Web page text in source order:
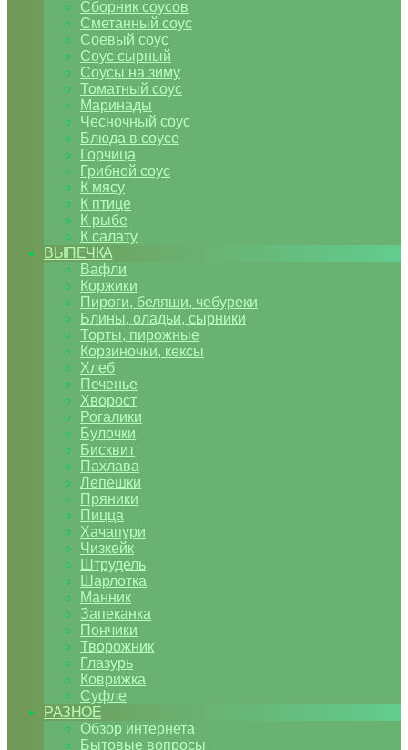
Сборник соусов
Сметанный соус
Соевый соус
Соус сырный
Соусы на зиму
Томатный соус
Маринады
Чесночный соус
Блюда в соусе
Горчица
Грибной соус
К мясу
К птице
К рыбе
К салату
ВЫПЕЧКА
Вафли
Коржики
Пироги, беляши, чебуреки
Блины, оладьи, сырники
Торты, пирожные
Корзиночки, кексы
Хлеб
Печенье
Хворост
Рогалики
Булочки
Бисквит
Пахлава
Лепешки
Пряники
Пицца
Хачапури
Чизкейк
Штрудель
Шарлотка
Манник
Запеканка
Пончики
Творожник
Глазурь
Коврижка
Суфле
РАЗНОЕ
Обзор интернета
Бытовые вопросы